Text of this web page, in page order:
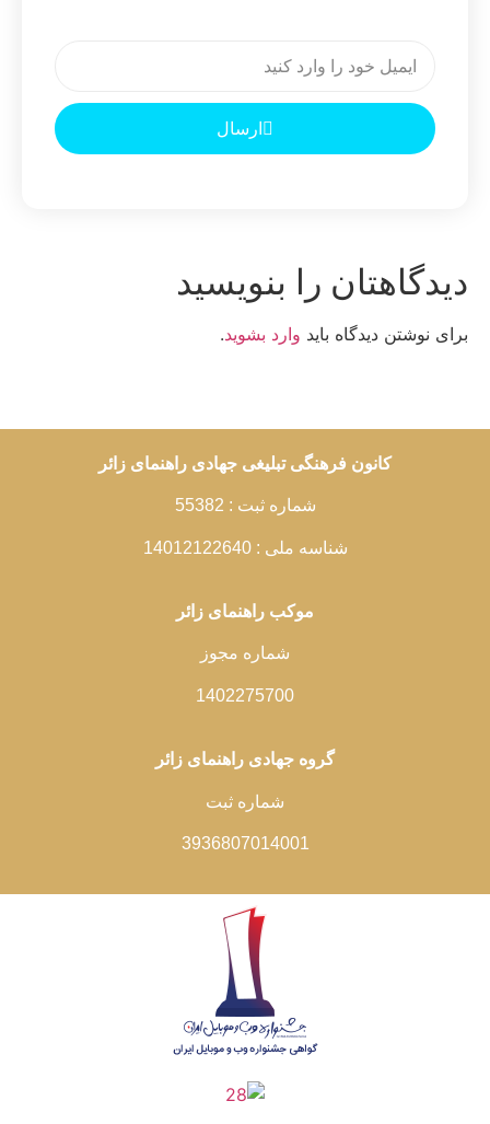
ارسال
را بنویسید
نوشتن دیدگاه باید وارد بشوید.
کانون فرهنگی تبلیغی جهادی راهنمای زائر
شماره ثبت : 55382
شناسه ملی : 14012122640
موکب راهنمای زائر
شماره مجوز
1402275700
گروه جهادی راهنمای زائر
شماره ثبت
3936807014001